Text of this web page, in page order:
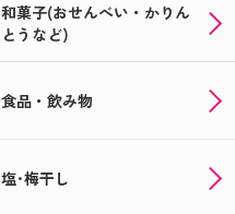
和菓子(おせんべい・かりん
とうなど)
食品・飲み物
塩･梅干し